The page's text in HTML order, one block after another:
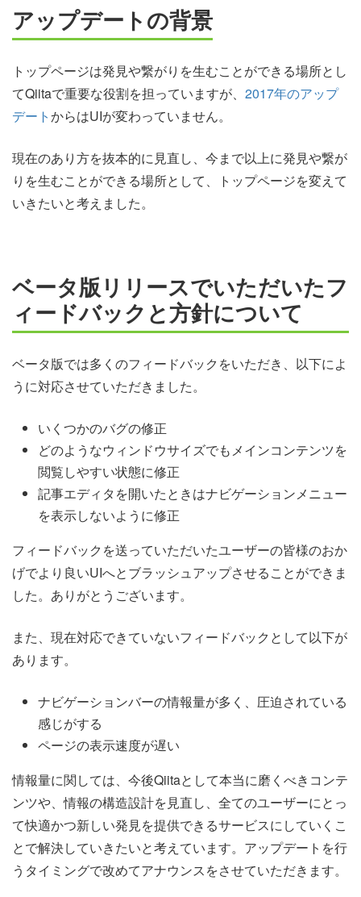
アップデートの背景
トップページは発見や繋がりを生むことができる場所とし
てQiitaで重要な役割を担っていますが、 2017年のアップ
デートからはUIが変わっていません。
現在のあり方を抜本的に見直し、今まで以上に発見や繋が
りを生むことができる場所として、トップページを変えて
いきたいと考えました。
ベータ版リリースでいただいたフ
ィードバックと方針について
ベータ版では多くのフィードバックをいただき、以下によ
うに対応させていただきました。
いくつかのバグの修正
どのようなウィンドウサイズでもメインコンテンツを
閲覧しやすい状態に修正
記事エディタを開いたときはナビゲーションメニュー
を表示しないように修正
フィードバックを送っていただいたユーザーの皆様のおか
げでより良いUIへとブラッシュアップさせることができま
した。ありがとうございます。
また、現在対応できていないフィードバックとして以下が
あります。
ナビゲーションバーの情報量が多く、圧迫されている
感じがする
ページの表示速度が遅い
情報量に関しては、今後Qiitaとして本当に磨くべきコンテ
ンツや、情報の構造設計を見直し、全てのユーザーにとっ
て快適かつ新しい発見を提供できるサービスにしていくこ
とで解決していきたいと考えています。アップデートを行
うタイミングで改めてアナウンスをさせていただきます。